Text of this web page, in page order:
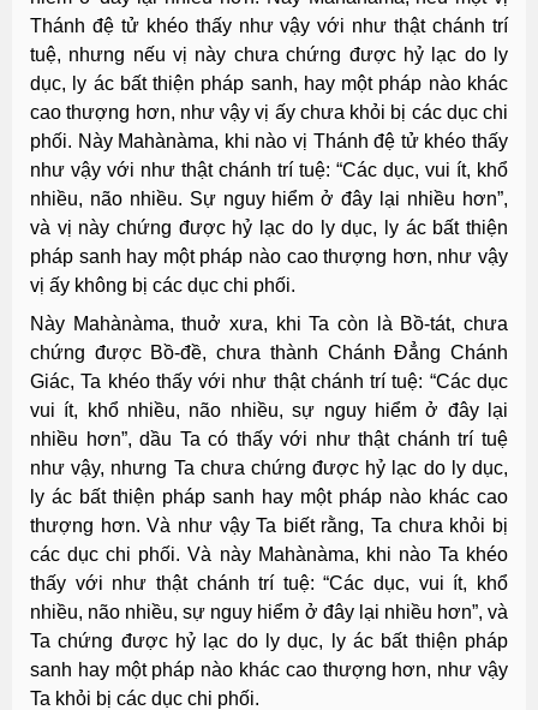
Thánh đệ tử khéo thấy như vậy với như thật chánh trí
tuệ, nhưng nếu vị này chưa chứng được hỷ lạc do ly
dục, ly ác bất thiện pháp sanh, hay một pháp nào khác
cao thượng hơn, như vậy vị ấy chưa khỏi bị các dục chi
phối. Này Mahànàma, khi nào vị Thánh đệ tử khéo thấy
như vậy với như thật chánh trí tuệ: “Các dục, vui ít, khổ
nhiều, não nhiều. Sự nguy hiểm ở đây lại nhiều hơn”,
và vị này chứng được hỷ lạc do ly dục, ly ác bất thiện
pháp sanh hay một pháp nào cao thượng hơn, như vậy
vị ấy không bị các dục chi phối.
Này Mahànàma, thuở xưa, khi Ta còn là Bồ-tát, chưa
chứng được Bồ-đề, chưa thành Chánh Ðẳng Chánh
Giác, Ta khéo thấy với như thật chánh trí tuệ: “Các dục
vui ít, khổ nhiều, não nhiều, sự nguy hiểm ở đây lại
nhiều hơn”, dầu Ta có thấy với như thật chánh trí tuệ
như vậy, nhưng Ta chưa chứng được hỷ lạc do ly dục,
ly ác bất thiện pháp sanh hay một pháp nào khác cao
thượng hơn. Và như vậy Ta biết rằng, Ta chưa khỏi bị
các dục chi phối. Và này Mahànàma, khi nào Ta khéo
thấy với như thật chánh trí tuệ: “Các dục, vui ít, khổ
nhiều, não nhiều, sự nguy hiểm ở đây lại nhiều hơn”, và
Ta chứng được hỷ lạc do ly dục, ly ác bất thiện pháp
sanh hay một pháp nào khác cao thượng hơn, như vậy
Ta khỏi bị các dục chi phối.